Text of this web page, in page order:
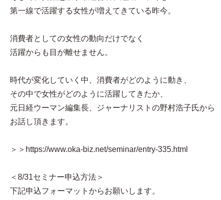
第一線で活躍する女性が増えてきている昨今。
消費者としての女性の動向だけでなく
活躍からも目が離せません。
時代が変化していく中、消費者がどのように動き、
その中で女性がどのように活躍してきたか、
元日経ウーマン編集長、ジャーナリストの野村浩子氏から
お話し頂きます。
＞＞https://www.oka-biz.net/seminar/entry-335.html
＜8/31セミナー申込方法＞
下記申込フォーマットからお願いします。